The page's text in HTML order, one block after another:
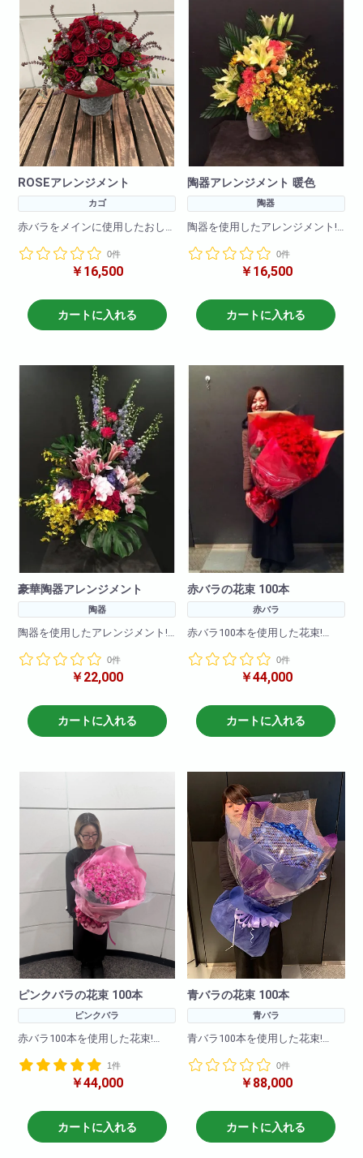
商品サイズ
W 50cm
H 60cm
D 40cm
ROSEアレンジメント
カゴ
赤バラをメインに使用したおし
す!
アレンジメントですのでそのま
※使用する花材はおまかせとなり
ますご了承の程宜しくお願い致
します。
0件
￥16,500
カートに入れる
陶器アレンジメント 暖色
陶器
陶器を使用したアレンジメント!
げています。
W×50
H×100
0件
￥16,500
カートに入れる
豪華陶器アレンジメント
陶器
陶器を使用したアレンジメント!
げています。
W×60
H×110
0件
￥22,000
カートに入れる
赤バラの花束 100本
赤バラ
赤バラ100本を使用した花束!
大事な記念日に・誕生日にイン
パクト抜群!大切な方への贈り物
その他、黄色・ピンク・白・オ
レンジなどでも作成可能です。
頂ければ大丈夫です。
※お花の仕入れの関係上入荷出来
ない場合もございますので
ご了承下さいませ。
0件
￥44,000
カートに入れる
ピンクバラの花束 100本
ピンクバラ
赤バラ100本を使用した花束!
大事な記念日に・誕生日にイン
パクト抜群!大切な方への贈り物
その他、黄色・ピンク・白・オ
レンジなどでも作成可能です。
1件
￥44,000
カートに入れる
青バラの花束 100本
青バラ
青バラ100本を使用した花束!
大事な記念日に・誕生日にイン
パクト抜群!大切な方への贈り物
とても珍しい薔薇ですので目立
つこと間違いなし!
0件
￥88,000
カートに入れる